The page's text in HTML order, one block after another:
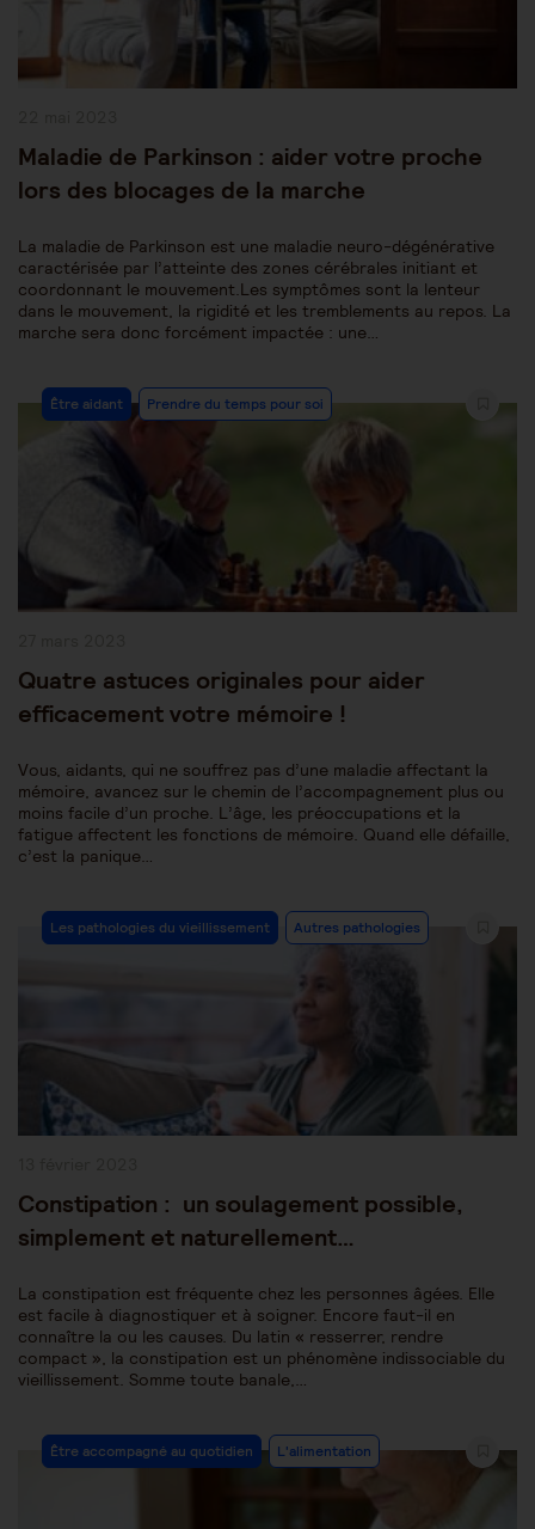
Maladie de Parkinson : aider votre proche
lors des blocages de la marche
La maladie de Parkinson est une maladie neuro-dégénérative
caractérisée par l’atteinte des zones cérébrales initiant et
coordonnant le mouvement.Les symptômes sont la lenteur
dans le mouvement, la rigidité et les tremblements au repos. La
marche sera donc forcément impactée : une…
Post
Category:
Être aidant Prendre du temps pour soi
Quatre astuces originales pour aider
efficacement votre mémoire !
Vous, aidants, qui ne souffrez pas d’une maladie affectant la
mémoire, avancez sur le chemin de l’accompagnement plus ou
moins facile d’un proche. L’âge, les préoccupations et la
fatigue affectent les fonctions de mémoire. Quand elle défaille,
c’est la panique…
Post
Category:
Les pathologies du vieillissement Autres pathologies
Constipation : un soulagement possible,
simplement et naturellement…
La constipation est fréquente chez les personnes âgées. Elle
est facile à diagnostiquer et à soigner. Encore faut-il en
connaître la ou les causes. Du latin « resserrer, rendre
compact », la constipation est un phénomène indissociable du
vieillissement. Somme toute banale,…
Post
Category:
Être accompagné au quotidien L'alimentation